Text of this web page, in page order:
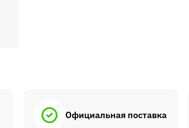
Официальная поставка